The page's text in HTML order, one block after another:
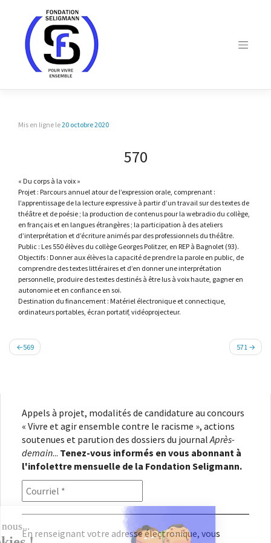
Mis en ligne le20 octobre 2020
570
« Du corps à la voix »
Projet : Parcours annuel atour de l’expression orale, comprenant :
l’apprentissage de la lecture expressive à partir d’un travail sur des textes de
théâtre et de poésie ; la production de contenus pour la webradio du collège,
en français et en langues étrangères ; la participation à des ateliers
d’interprétation et d’écriture animés par des professionnels du théâtre.
Public : Les 550 élèves du collège Georges Politzer, en REP à Bagnolet (93).
Objectifs : Donner aux élèves la capacité de prendre la parole en public, de
comprendre des textes littéraires et d’en donner une interprétation
personnelle, produire des textes destinés à être lus à voix haute, gagner en
autonomie et en confiance en soi.
Destination du financement : Matériel électronique et connectique,
ordinateurs portables, écran portatif, vidéoprojecteur.
Navigation
de
569 571
Appels à projet, modalités de candidature au concours
« Vivre et agir ensemble contre le racisme », actions
soutenues et parution des dossiers du journalAprès-
demain... Tenez-vous informés en vous abonnant à
l'infolettre mensuelle de la Fondation Seligmann.
En renseignant votre adresse électronique, vous